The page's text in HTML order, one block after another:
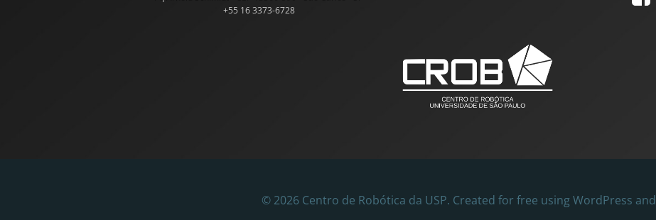
+55 16 3373-6728
© 2026 Centro de Robótica da USP. Created for free using WordPress and